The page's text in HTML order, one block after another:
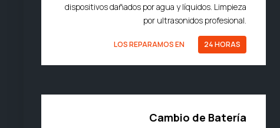
dispositivos dañados por agua y líquidos. Limpieza
por ultrasonidos profesional.
LOS REPARAMOS EN 24 HORAS
Cambio de Batería